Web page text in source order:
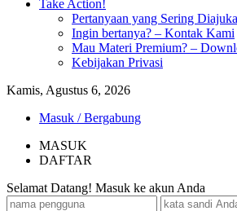
Take Action!
Pertanyaan yang Sering
Ingin bertanya? – Kontak Kami
Mau Materi Premium? –
Kebijakan Privasi
Kamis, Agustus 6, 2026
Masuk / Bergabung
MASUK
DAFTAR
Selamat Datang! Masuk ke akun Anda